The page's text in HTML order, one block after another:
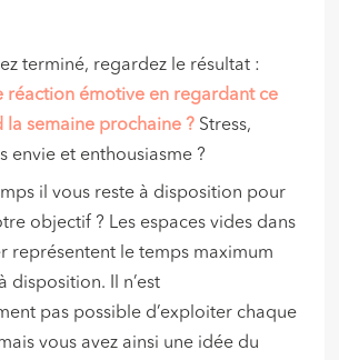
terminé, regardez le résultat :
réaction émotive en regardant ce
la semaine prochaine ? Stress,
envie et enthousiasme ?
il vous reste à disposition pour
objectif ? Les espaces vides dans
représentent le temps maximum
disposition. Il n’est
pas possible d’exploiter chaque
vous avez ainsi une idée du